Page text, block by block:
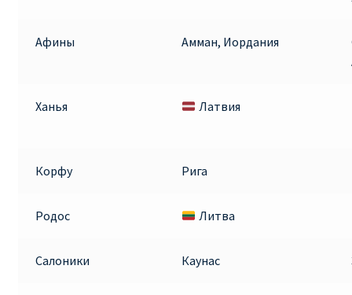
ПРАВИЛА RYANAIR В АЭРОПОРТУ И НА БОРТУ
РЕГИСТРАЦИЯ НА РЕЙС И ДОКУМЕНТЫ ДЛЯ
Афины Амман, Иордания
Ханья
Латвия
Корфу Рига
Родос Литва
Салоники Каунас